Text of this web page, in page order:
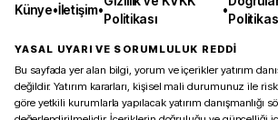
Künye•İletişim•
Politikası
•
YASAL UYARI VE SORUMLULUK REDDİ
Bu sayfada yer alan bilgi, yorum ve içerikler yatırım
değildir. Yatırım kararları, kişisel mali durumunuz ile
göre yetkili kurumlarla yapılacak yatırım danışmanlığı